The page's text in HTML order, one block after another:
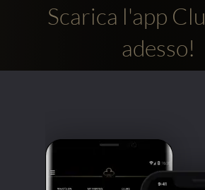
Scarica l'app
adesso!